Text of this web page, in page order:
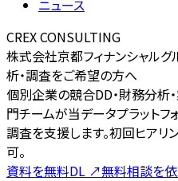
ニュース
CREX CONSULTING
株式会社京都フィナンシャル
析・調査をご希望の方へ
個別企業の競合DD・財務分析
門チームが当データプラット
調査を支援します。初回ヒア
可。
資料を無料DL ↗無料相談を